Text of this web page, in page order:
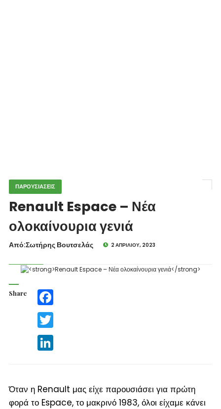
ΠΑΡΟΥΣΙΑΣΕΙΣ
Renault Espace – Νέα
ολοκαίνουρια γενιά
Από:Σωτήρης Βουτσελάς 2 ΑΠΡΙΛΊΟΥ, 2023
Share Facebook
Twitter
LinkedIn
Όταν η Renault μας είχε παρουσιάσει για πρώτη
φορά το Espace, το μακρινό 1983, όλοι είχαμε κάνει